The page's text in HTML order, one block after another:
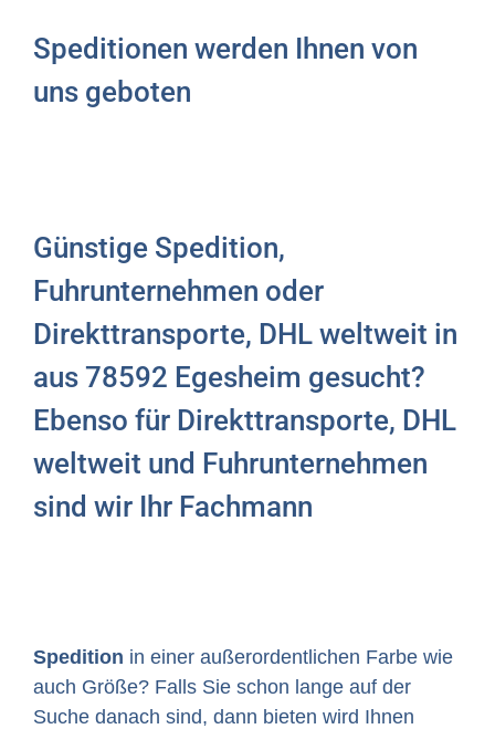
Speditionen werden Ihnen von
uns geboten
Günstige Spedition,
Fuhrunternehmen oder
Direkttransporte, DHL weltweit in
aus 78592 Egesheim gesucht?
Ebenso für Direkttransporte, DHL
weltweit und Fuhrunternehmen
sind wir Ihr Fachmann
Spedition in einer außerordentlichen Farbe wie
auch Größe? Falls Sie schon lange auf der
Suche danach sind, dann bieten wird Ihnen